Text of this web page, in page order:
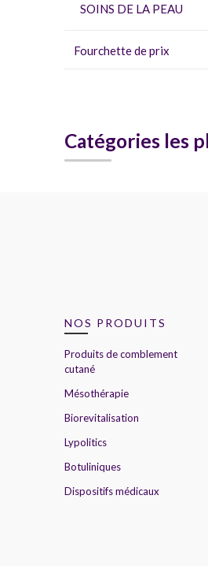
SOINS DE LA PEAU
Fourchette de prix
Catégories les
NOS PRODUITS
Produits de comblement
cutané
Mésothérapie
Biorevitalisation
Lypolitics
Botuliniques
Dispositifs médicaux